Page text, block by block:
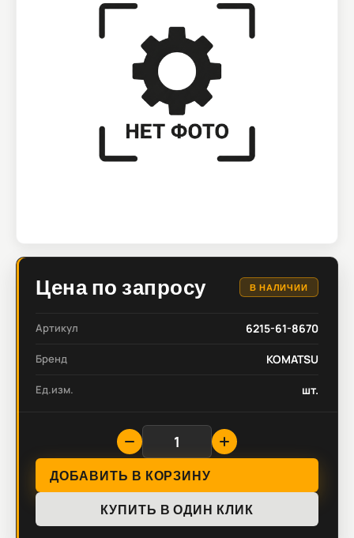
Цена по запросу В НАЛИЧИИ
Артикул 6215-61-8670
Бренд KOMATSU
Ед.изм. шт.
ДОБАВИТЬ В КОРЗИНУ
КУПИТЬ В ОДИН КЛИК